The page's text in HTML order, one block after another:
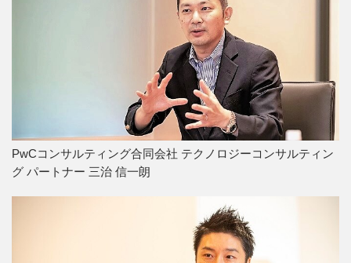
PwCコンサルティング合同会社 テクノロジーコンサルティン
グ パートナー 三治 信一朗